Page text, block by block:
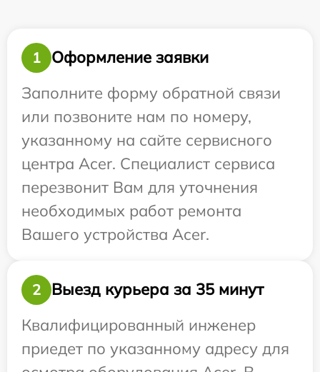
1
Оформление заявки
Заполните форму обратной связи
или позвоните нам по номеру,
указанному на сайте сервисного
центра Acer. Специалист сервиса
перезвонит Вам для уточнения
необходимых работ ремонта
Вашего устройства Acer.
2
Выезд курьера за 35 минут
Квалифицированный инженер
приедет по указанному адресу для